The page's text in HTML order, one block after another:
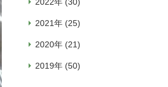
2021年 (25)
2020年 (21)
2019年 (50)